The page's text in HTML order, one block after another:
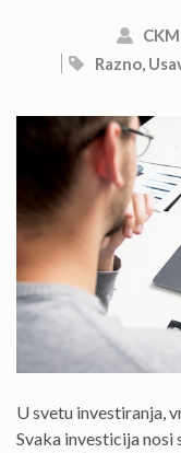
CKM
Razno,
U svetu investiranja,
Svaka investicija nosi